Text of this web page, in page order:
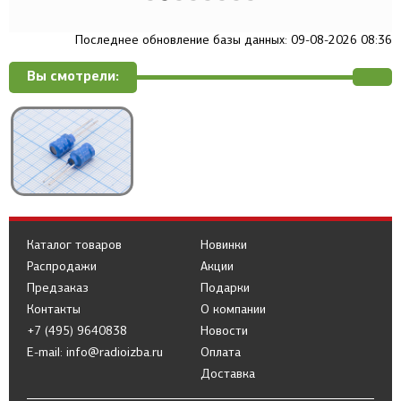
Последнее обновление базы данных: 09-08-2026 08:36
Вы смотрели:
Каталог товаров
Распродажи
Предзаказ
Новинки
Акции
Подарки
Контакты
+7 (495) 9640838
E-mail: info@radioizba.ru
О компании
Новости
Оплата
Доставка